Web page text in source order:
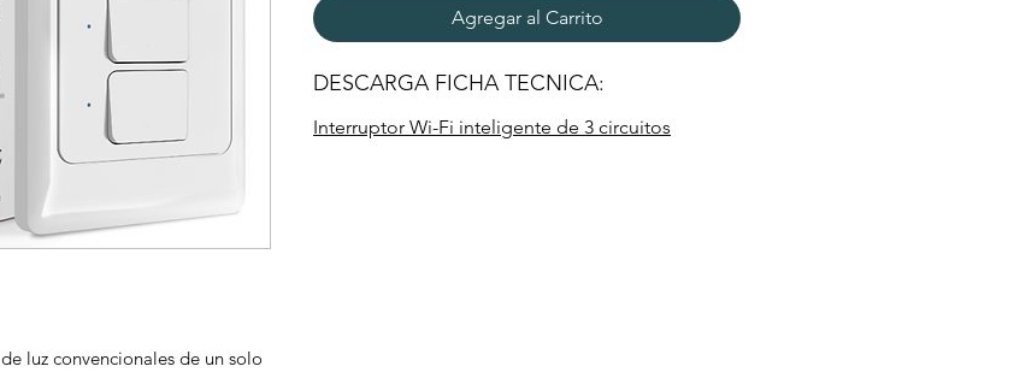
luz convencionales de un solo
Agregar al Carrito
DESCARGA FICHA TECNICA:
Interruptor Wi-Fi inteligente de 3 circuitos